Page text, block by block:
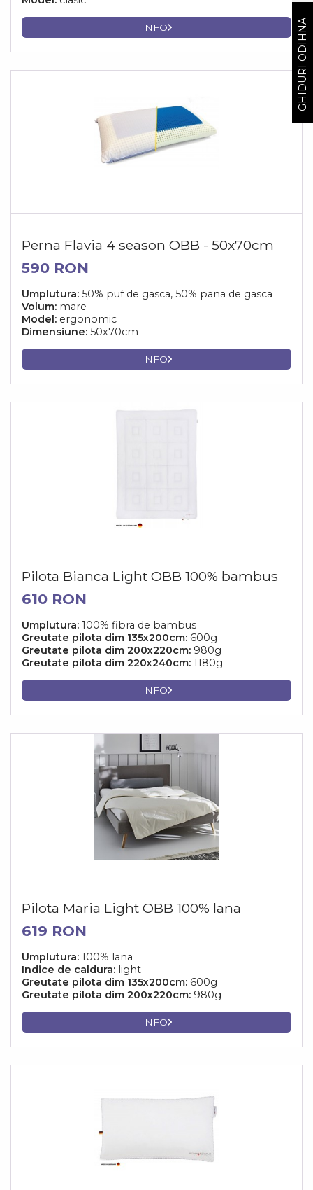
INFO
Perna Flavia 4 season OBB - 50x70cm
590 RON
Umplutura: 50% puf de gasca, 50% pana de gasca
Volum: mare
Model: ergonomic
Dimensiune: 50x70cm
INFO
Pilota Bianca Light OBB 100% bambus
610 RON
Umplutura: 100% fibra de bambus
Greutate pilota dim 135x200cm: 600g
Greutate pilota dim 200x220cm: 980g
Greutate pilota dim 220x240cm: 1180g
INFO
Pilota Maria Light OBB 100% lana
619 RON
Umplutura: 100% lana
Indice de caldura: light
Greutate pilota dim 135x200cm: 600g
Greutate pilota dim 200x220cm: 980g
INFO
GHIDURI ODIHNA